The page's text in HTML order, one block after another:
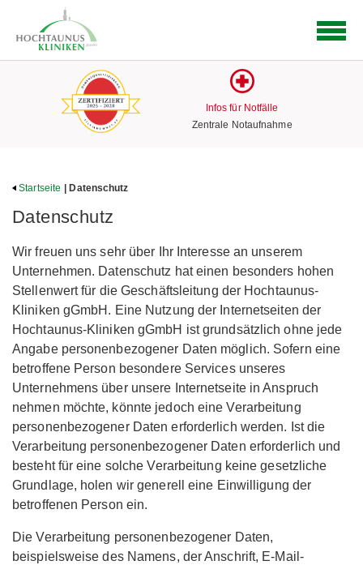
Kliniken
mit
Link
zur
Infos für Notfälle
Zentrale Notaufnahme
Startseite | Datenschutz
Datenschutz
Wir freuen uns sehr über Ihr Interesse an unserem
Unternehmen. Datenschutz hat einen besonders hohen
Stellenwert für die Geschäftsleitung der Hochtaunus-
Kliniken gGmbH. Eine Nutzung der Internetseiten der
Hochtaunus-Kliniken gGmbH ist grundsätzlich ohne jede
Angabe personenbezogener Daten möglich. Sofern eine
betroffene Person besondere Services unseres
Unternehmens über unsere Internetseite in Anspruch
nehmen möchte, könnte jedoch eine Verarbeitung
personenbezogener Daten erforderlich werden. Ist die
Verarbeitung personenbezogener Daten erforderlich und
besteht für eine solche Verarbeitung keine gesetzliche
Grundlage, holen wir generell eine Einwilligung der
betroffenen Person ein.
Die Verarbeitung personenbezogener Daten,
beispielsweise des Namens, der Anschrift, E-Mail-